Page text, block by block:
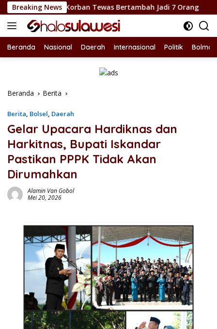
Langsung
ke
konten
Breaking News
Korban Tewas Bertambah Jadi 7 Orang Dukung
Beranda Nasional Daerah Internasional Politik
Beranda Berita
Berita, Bolsel, Daerah
Gelar Upacara Hardiknas dan
Harkitnas, Bupati Iskandar
Pastikan PPPK Tidak Akan
Dirumahkan
Alamin Van Gobol
Mei 20, 2026